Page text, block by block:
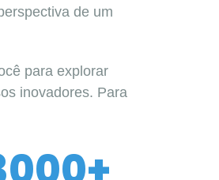
de um
para explorar
inovadores. Para